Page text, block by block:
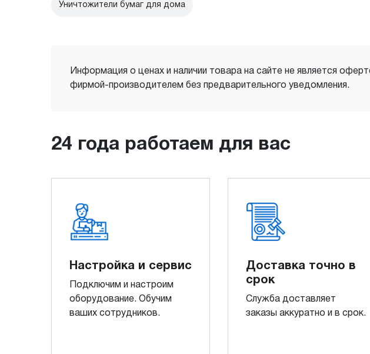
Уничтожители бумаг для дома
Информация о ценах и наличии товара на сайте не является
фирмой-производителем без предварительного уведомления.
24 года работаем для вас
Настройка и сервис
Подключим и настроим
оборудование. Обучим
ваших сотрудников.
Доставка точно в
срок
Служба доставляет
заказы аккуратно и в срок.